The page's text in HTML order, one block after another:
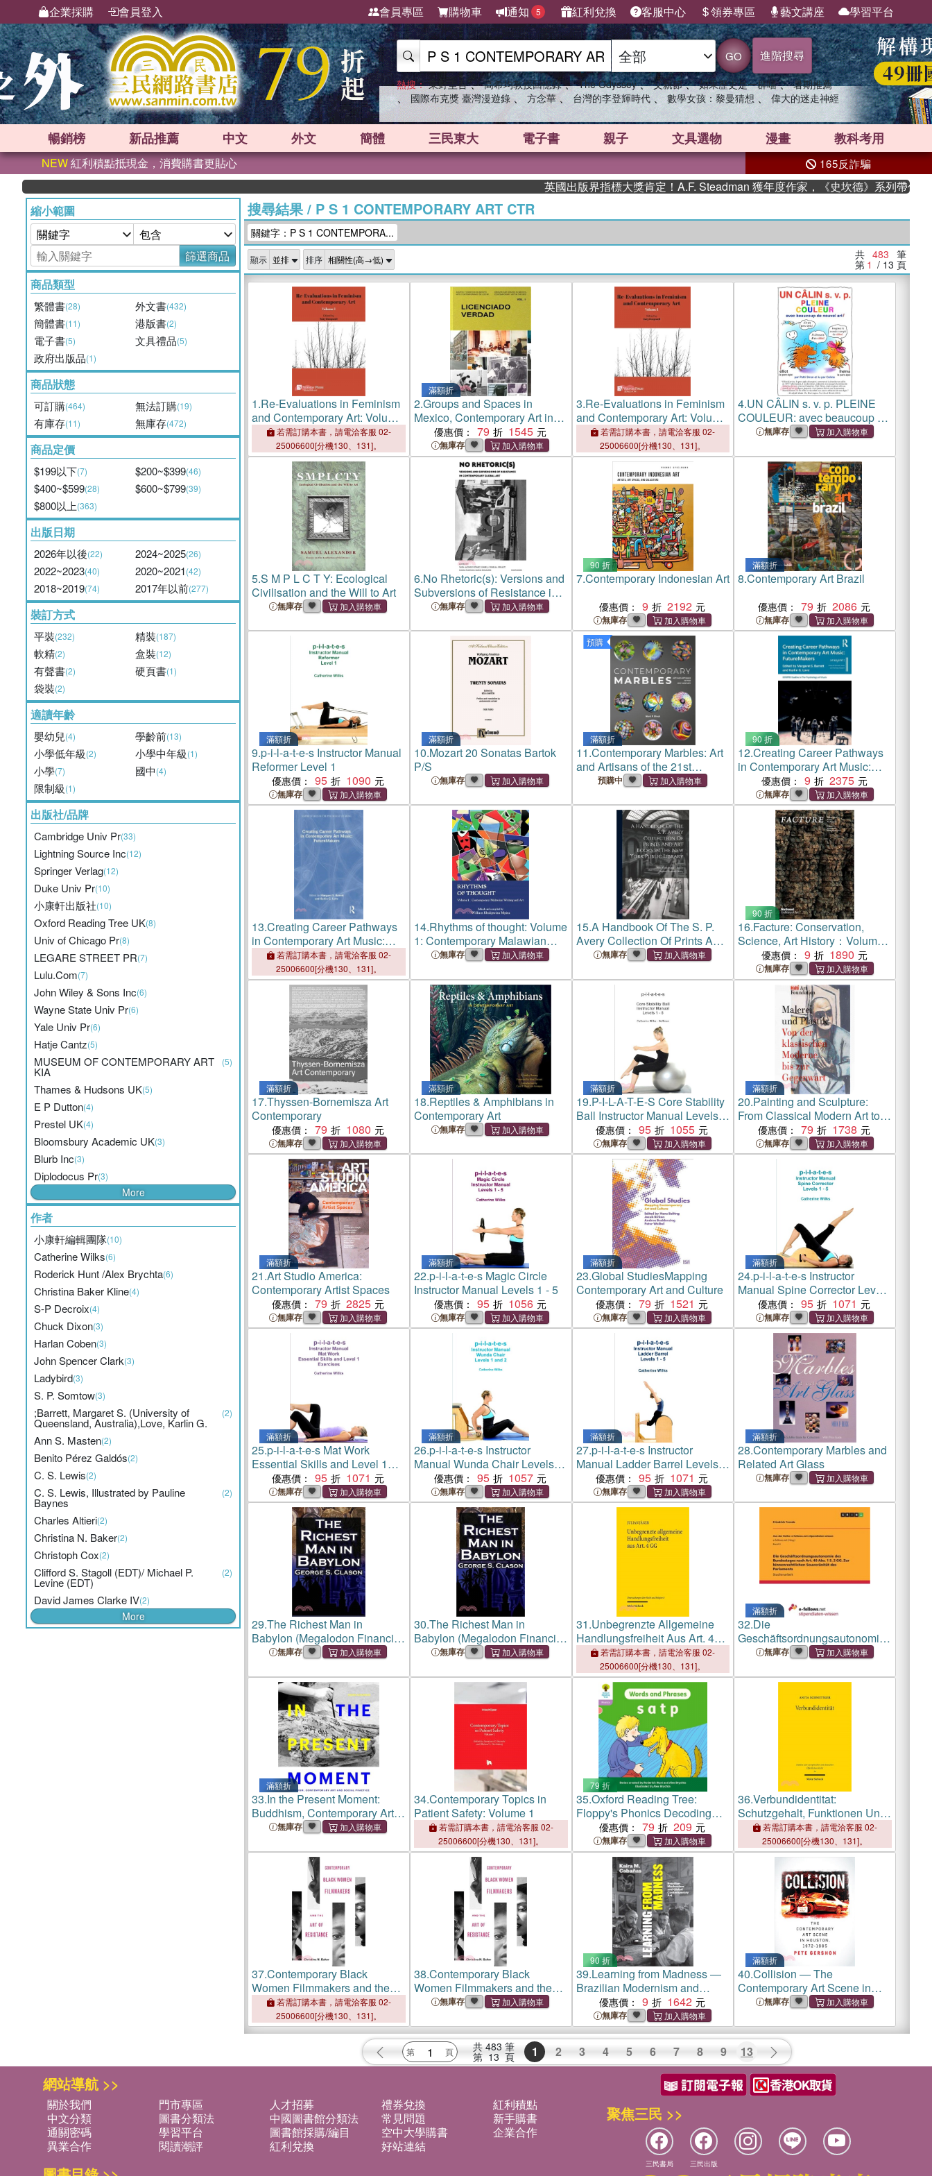
企業採購 會員登入 會員專區 購物車 通知 5 紅利兌換 客服中心 領券專區 藝文講座 學習平台
GO 進階搜尋
熱搜： 東野圭吾 、 高希均教授回憶錄 、 The Odyssey 、 父親節 、 如果歷史是一群喵 、 暑期推薦
、 國際布克獎 臺灣漫遊錄 、 方念華 、 台灣的李登輝時代 、 數學女孩：黎曼猜想 、 偉大的迷走神經
暢銷榜 新品推薦 中文 外文 簡體 三民東大 電子書 親子 文具選物 漫畫 教科考用
NEW紅利積點抵現金，消費購書更貼心 165反詐騙
英國出版界指標大獎肯定！A.F. Steadman 獲年度作家，《史坎德》系列帶你踏上熱血奇
縮小範圍
篩選商品
商品類型
繁體書(28) 外文書(432)
簡體書(11) 港版書(2)
電子書(5) 文具禮品(5)
政府出版品(1)
商品狀態
可訂購(464) 無法訂購(19)
有庫存(11) 無庫存(472)
商品定價
$199以下(7) $200~$399(46)
$400~$599(28) $600~$799(39)
$800以上(363)
出版日期
2026年以後(22) 2024~2025(26)
2022~2023(40) 2020~2021(42)
2018~2019(74) 2017年以前(277)
裝訂方式
平裝(232) 精裝(187)
軟精(2) 盒裝(12)
有聲書(2) 硬頁書(1)
袋裝(2)
適讀年齡
嬰幼兒(4) 學齡前(13)
小學低年級(2) 小學中年級(1)
小學(7) 國中(4)
限制級(1)
出版社/品牌
Cambridge Univ Pr(33)
Lightning Source Inc(12)
Springer Verlag(12)
Duke Univ Pr(10)
小康軒出版社(10)
Oxford Reading Tree UK(8)
Univ of Chicago Pr(8)
LEGARE STREET PR(7)
Lulu.Com(7)
John Wiley & Sons Inc(6)
Wayne State Univ Pr(6)
Yale Univ Pr(6)
Hatje Cantz(5)
MUSEUM OF CONTEMPORARY ART
KIA
(5)
Thames & Hudsons UK(5)
E P Dutton(4)
Prestel UK(4)
Bloomsbury Academic UK(3)
Blurb Inc(3)
Diplodocus Pr(3)
More
作者
小康軒編輯團隊(10)
Catherine Wilks(6)
Roderick Hunt /Alex Brychta(6)
Christina Baker Kline(4)
S-P Decroix(4)
Chuck Dixon(3)
Harlan Coben(3)
John Spencer Clark(3)
Ladybird(3)
S. P. Somtow(3)
;Barrett, Margaret S. (University of
Queensland, Australia),Love, Karlin G.
(2)
Ann S. Masten(2)
Benito Pérez Galdós(2)
C. S. Lewis(2)
C. S. Lewis, Illustrated by Pauline
Baynes
(2)
Charles Altieri(2)
Christina N. Baker(2)
Christoph Cox(2)
Clifford S. Stagoll (EDT)/ Michael P.
Levine (EDT)
(2)
David James Clarke IV(2)
More
搜尋結果/ P S 1 CONTEMPORARY ART CTR
關鍵字：P S 1 CONTEMPORA...
顯示 排序 共 483 筆
第 1 / 13 頁
1.Re-Evaluations in Feminism
and Contemporary Art: Volume
若需訂購本書，請電洽客服 02-
25006600[分機130、131]。
滿額折
2.Groups and Spaces in
Mexico, Contemporary Art in
the 90's: Vol. 1: Licenciado
Verdad: 1
優惠價： 79 1545
無庫存
3.Re-Evaluations in Feminism
and Contemporary Art: Volume
若需訂購本書，請電洽客服 02-
25006600[分機130、131]。
4.UN CÂLIN s. v. p. PLEINE
COULEUR: avec beaucoup de
nouvel art!
無庫存
5.S M P L C T Y: Ecological
Civilisation and the Will to Art
無庫存
6.No Rhetoric(s): Versions and
Subversions of Resistance in
Contemporary Global Art
無庫存
90 折
7.Contemporary Indonesian Art
優惠價： 9 2192
無庫存
滿額折
8.Contemporary Art Brazil
優惠價： 79 2086
無庫存
滿額折
9.p-i-l-a-t-e-s Instructor Manual
Reformer Level 1
優惠價： 95 1090
無庫存
滿額折
10.Mozart 20 Sonatas Bartok
P/S
無庫存
預購
滿額折
11.Contemporary Marbles: Art
and Artisans of the 21st
Century
預購中
90 折
12.Creating Career Pathways
in Contemporary Art Music:
FutureMakers
優惠價： 9 2375
無庫存
13.Creating Career Pathways
in Contemporary Art Music:
FutureMakers
若需訂購本書，請電洽客服 02-
25006600[分機130、131]。
14.Rhythms of thought: Volume
1: Contemporary Malawian
Writing and Art
無庫存
15.A Handbook Of The S. P.
Avery Collection Of Prints And
Art Books In The New York
無庫存
90 折
16.Facture: Conservation,
Science, Art History：Volume
5: Modern and Contemporary
優惠價： 9 1890
無庫存
滿額折
17.Thyssen-Bornemisza Art
Contemporary
優惠價： 79 1080
無庫存
滿額折
18.Reptiles & Amphibians in
Contemporary Art
無庫存
滿額折
19.P-I-L-A-T-E-S Core Stability
Ball Instructor Manual Levels 1
優惠價： 95 1055
無庫存
滿額折
20.Painting and Sculpture:
From Classical Modern Art to
Contemporary Art
(AT)Publications of the Hilti Art
Foundation Vol. 1
優惠價： 79 1738
無庫存
滿額折
21.Art Studio America:
Contemporary Artist Spaces
優惠價： 79 2825
無庫存
滿額折
22.p-i-l-a-t-e-s Magic Circle
Instructor Manual Levels 1 - 5
優惠價： 95 1056
無庫存
滿額折
23.Global StudiesMapping
Contemporary Art and Culture
優惠價： 79 1521
無庫存
滿額折
24.p-i-l-a-t-e-s Instructor
Manual Spine Corrector Levels
1 - 5優惠價： 95 1071
無庫存
滿額折
25.p-i-l-a-t-e-s Mat Work
Essential Skills and Level 1
Exercises
優惠價： 95 1071
無庫存
滿額折
26.p-i-l-a-t-e-s Instructor
Manual Wunda Chair Levels 1
and 2優惠價： 95 1057
無庫存
滿額折
27.p-i-l-a-t-e-s Instructor
Manual Ladder Barrel Levels 1
優惠價： 95 1071
無庫存
滿額折
28.Contemporary Marbles and
Related Art Glass
無庫存
29.The Richest Man in
Babylon (Megalodon Financial
Success Series, Book 1):
Guide to Financial Success:
Saving Money and P
無庫存
30.The Richest Man in
Babylon (Megalodon Financial
Success Series, Book 1):
Guide to Financial Success:
Saving Money and P
無庫存
31.Unbegrenzte Allgemeine
Handlungsfreiheit Aus Art. 4
Gg: Ursachen, Auswirkungen
Und Restriktionsmoglichkeiten,
Insbesondere Durch Art. 3 Abs.
3 S. 1 Gg
若需訂購本書，請電洽客服 02-
25006600[分機130、131]。
滿額折
32.Die
Geschäftsordnungsautonomie
des Bundestages nach Art. 40
binnenrechtlichen Souveränität
des Parlaments
無庫存
滿額折
33.In the Present Moment:
Buddhism, Contemporary Art
and Social Practice
無庫存
34.Contemporary Topics in
Patient Safety: Volume 1
若需訂購本書，請電洽客服 02-
25006600[分機130、131]。
79 折
35.Oxford Reading Tree:
Floppy's Phonics Decoding
Practice: Oxford Level 1+:
Words and Phrases: s a t p
優惠價： 79 209
無庫存
36.Verbundidentitat:
Schutzgehalt, Funktionen Und
Gerichtliche Durchsetzung Des
Art. 4 Abs. 2 S. 1 Var. 2 Euv
若需訂購本書，請電洽客服 02-
25006600[分機130、131]。
37.Contemporary Black
Women Filmmakers and the
Art of Resistance
若需訂購本書，請電洽客服 02-
25006600[分機130、131]。
38.Contemporary Black
Women Filmmakers and the
Art of Resistance
無庫存
90 折
39.Learning from Madness ―
Brazilian Modernism and
Global Contemporary Art
優惠價： 9 1642
無庫存
滿額折
40.Collision ― The
Contemporary Art Scene in
Houston 1972-1985
無庫存
共 483 筆
第 13 頁 1 2 3 4 5 6 7 8 9 13
網站導航 >>
關於我們 門市專區 人才招募 禮券兌換
紅利積點
中文分類
圖書分類法 中國圖書館分類法 常見問題
新手購書
通關密碼
學習平台 圖書館採購/編目 空中大學購書
企業合作
異業合作
閱讀潮評 紅利兌換 好站連結
聚焦三民 >>
三民書局 三民出版